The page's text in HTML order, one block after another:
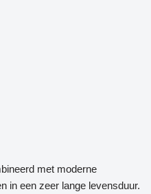
met moderne
in een zeer lange levensduur.